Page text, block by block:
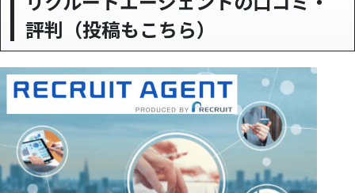
評判（投稿もこちら）